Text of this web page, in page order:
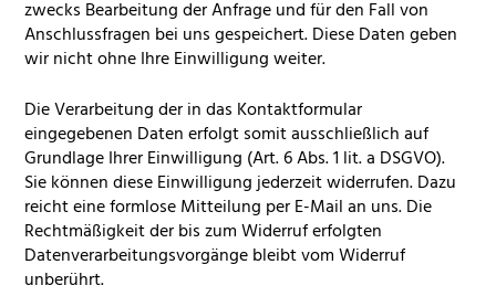
zwecks Bearbeitung der Anfrage und für den Fall von
Anschlussfragen bei uns gespeichert. Diese Daten geben
wir nicht ohne Ihre Einwilligung weiter.
Die Verarbeitung der in das Kontaktformular
eingegebenen Daten erfolgt somit ausschließlich auf
Grundlage Ihrer Einwilligung (Art. 6 Abs. 1 lit. a DSGVO).
Sie können diese Einwilligung jederzeit widerrufen. Dazu
reicht eine formlose Mitteilung per E-Mail an uns. Die
Rechtmäßigkeit der bis zum Widerruf erfolgten
Datenverarbeitungsvorgänge bleibt vom Widerruf
unberührt.